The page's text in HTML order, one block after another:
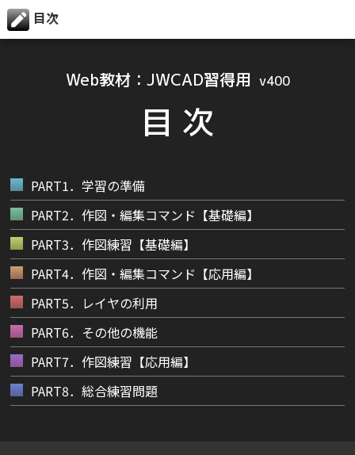
目次
Web教材：JWCAD習得用 v400
目 次
PART1．学習の準備
PART2．作図・編集コマンド【基礎編】
PART3．作図練習【基礎編】
PART4．作図・編集コマンド【応用編】
PART5．レイヤの利用
PART6．その他の機能
PART7．作図練習【応用編】
PART8．総合練習問題